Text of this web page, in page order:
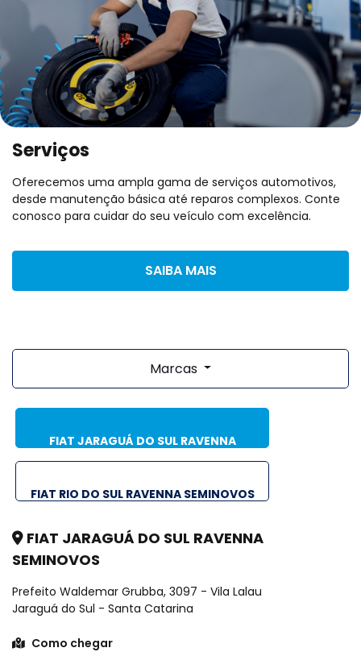
Serviços
Oferecemos uma ampla gama de serviços automotivos,
desde manutenção básica até reparos complexos. Conte
conosco para cuidar do seu veículo com excelência.
SAIBA MAIS
Marcas
FIAT JARAGUÁ DO SUL RAVENNA
FIAT RIO DO SUL RAVENNA SEMINOVOS
FIAT JARAGUÁ DO SUL RAVENNA
SEMINOVOS
Prefeito Waldemar Grubba, 3097 - Vila Lalau
Jaraguá do Sul - Santa Catarina
Como chegar